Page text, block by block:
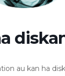
au kan ha